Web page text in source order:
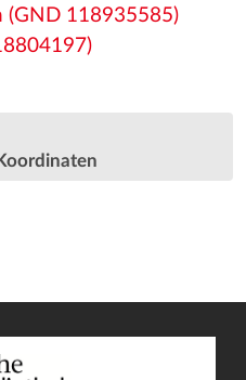
(GND 118935585)